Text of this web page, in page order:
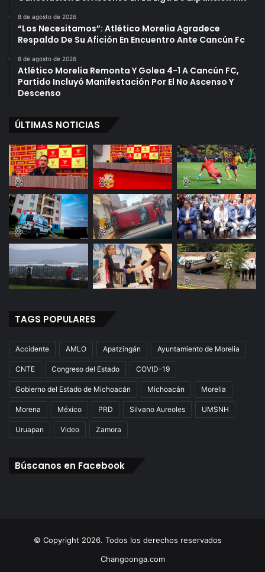
8 de agosto de 2026
“Los Necesitamos”: Atlético Morelia Agradece
Respaldo De Su Afición En Encuentro Ante Cancún Fc
8 de agosto de 2026
Atlético Morelia Remonta Y Golea 4-1 A Cancún FC,
Partido Incluyó Manifestación Por El No Ascenso Y
Descenso
ÚLTIMAS NOTICIAS
TAGS POPULARES
Accidente AMLO Apatzingán Ayuntamiento de Morelia
CNTE Congreso del Estado COVID-19
Gobierno del Estado de Michoacán Michoacán Morelia
Morena México PRD Silvano Aureoles UMSNH
Uruapan Video Zamora
Búscanos en Facebook
© Copyright 2026. Todos los derechos reservados
Changoonga.com